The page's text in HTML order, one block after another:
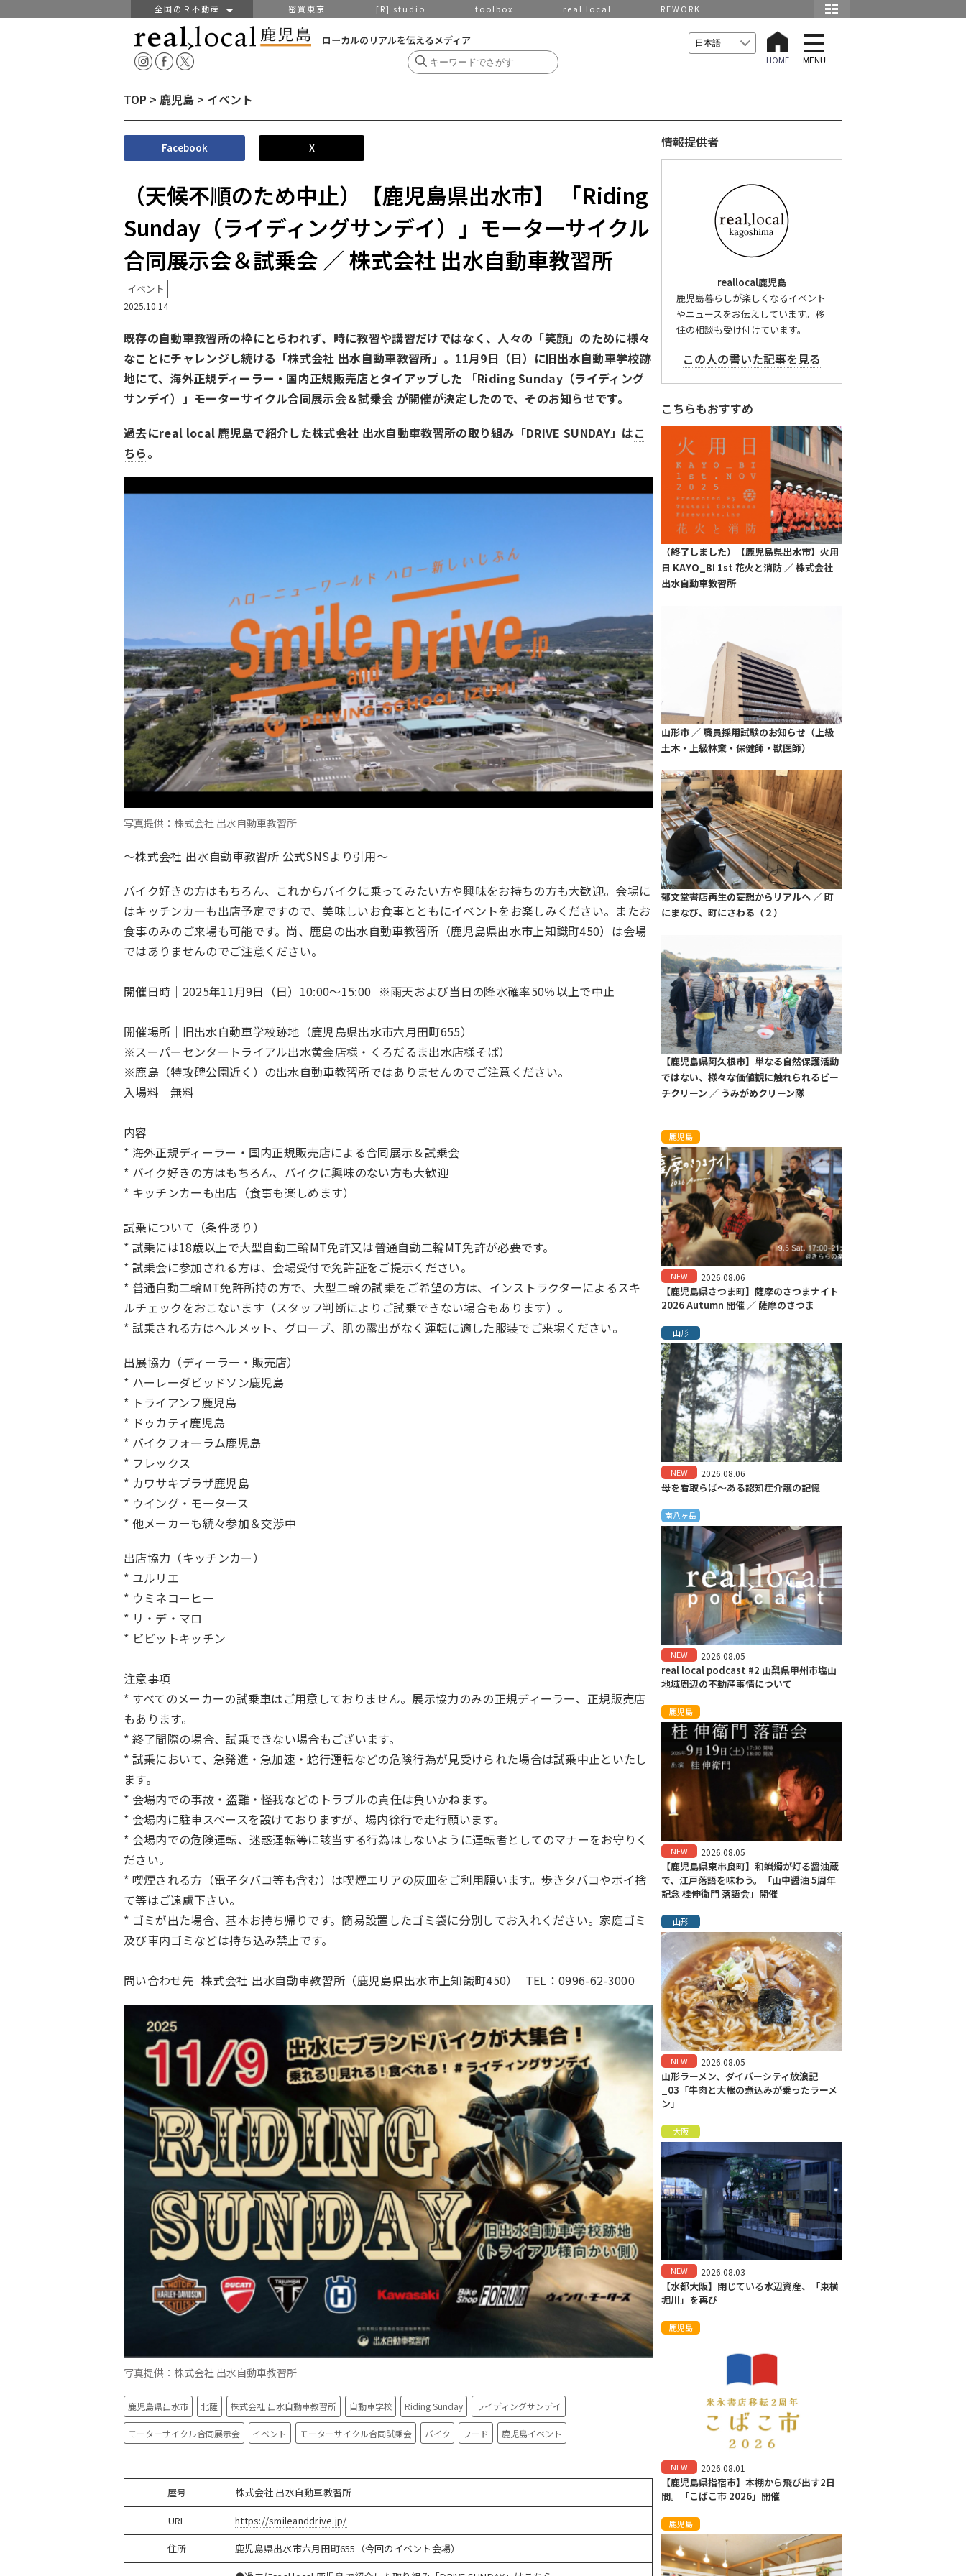
全国のＲ不動産 密買東京 [R] studio toolbox real local REWORK
ローカルのリアルを伝えるメディア
HOME
t
o
g
l
a
MENU
TOP > 鹿児島 > イベント
Facebook X
（天候不順のため中止）【鹿児島県出水市】 「Riding
Sunday（ライディングサンデイ）」モーターサイクル
合同展示会＆試乗会 ／ 株式会社 出水自動車教習所
イベント
2025.10.14
既存の自動車教習所の枠にとらわれず、時に教習や講習だけではなく、人々の「笑顔」のために様々
なことにチャレンジし続ける「株式会社 出水自動車教習所 」。11月9日（日）に旧出水自動車学校跡
地にて、海外正規ディーラー・国内正規販売店とタイアップした 「Riding Sunday（ライディング
サンデイ）」モーターサイクル合同展示会＆試乗会 が開催が決定したので、そのお知らせです。
過去にreal local 鹿児島で紹介した株式会社 出水自動車教習所の取り組み「DRIVE SUNDAY」はこ
ちら。
写真提供：株式会社 出水自動車教習所
〜株式会社 出水自動車教習所 公式SNSより引用〜
バイク好きの方はもちろん、これからバイクに乗ってみたい方や興味をお持ちの方も大歓迎。会場に
はキッチンカーも出店予定ですので、美味しいお食事とともにイベントをお楽しみください。またお
食事のみのご来場も可能です。尚、鹿島の出水自動車教習所（鹿児島県出水市上知識町450）は会場
ではありませんのでご注意ください。
開催日時｜2025年11月9日（日）10:00～15:00 ※雨天および当日の降水確率50％以上で中止
開催場所｜旧出水自動車学校跡地（鹿児島県出水市六月田町655）
※スーパーセンタートライアル出水黄金店様・くろだるま出水店様そば）
※鹿島（特攻碑公園近く）の出水自動車教習所ではありませんのでご注意ください。
入場料｜無料
内容
* 海外正規ディーラー・国内正規販売店による合同展示＆試乗会
* バイク好きの方はもちろん、バイクに興味のない方も大歓迎
* キッチンカーも出店（食事も楽しめます）
試乗について（条件あり）
* 試乗には18歳以上で大型自動二輪MT免許又は普通自動二輪MT免許が必要です。
* 試乗会に参加される方は、会場受付で免許証をご提示ください。
* 普通自動二輪MT免許所持の方で、大型二輪の試乗をご希望の方は、インストラクターによるスキ
ルチェックをおこないます（スタッフ判断によりご試乗できない場合もあります）。
* 試乗される方はヘルメット、グローブ、肌の露出がなく運転に適した服装でご来場ください。
出展協力（ディーラー・販売店）
* ハーレーダビッドソン鹿児島
* トライアンフ鹿児島
* ドゥカティ鹿児島
* バイクフォーラム鹿児島
* フレックス
* カワサキプラザ鹿児島
* ウイング・モータース
* 他メーカーも続々参加＆交渉中
出店協力（キッチンカー）
* ユルリエ
* ウミネコーヒー
* リ・デ・マロ
* ビビットキッチン
注意事項
* すべてのメーカーの試乗車はご用意しておりません。展示協力のみの正規ディーラー、正規販売店
もあります。
* 終了間際の場合、試乗できない場合もございます。
* 試乗において、急発進・急加速・蛇行運転などの危険行為が見受けられた場合は試乗中止といたし
ます。
* 会場内での事故・盗難・怪我などのトラブルの責任は負いかねます。
* 会場内に駐車スペースを設けておりますが、場内徐行で走行願います。
* 会場内での危険運転、迷惑運転等に該当する行為はしないように運転者としてのマナーをお守りく
ださい。
* 喫煙される方（電子タバコ等も含む）は喫煙エリアの灰皿をご利用願います。歩きタバコやポイ捨
て等はご遠慮下さい。
* ゴミが出た場合、基本お持ち帰りです。簡易設置したゴミ袋に分別してお入れください。家庭ゴミ
及び車内ゴミなどは持ち込み禁止です。
問い合わせ先 株式会社 出水自動車教習所（鹿児島県出水市上知識町450） TEL：0996-62-3000
写真提供：株式会社 出水自動車教習所
鹿児島県出水市 北薩 株式会社 出水自動車教習所 自動車学校 Riding Sunday ライディングサンデイ
モーターサイクル合同展示会 イベント モーターサイクル合同試乗会 バイク フード 鹿児島イベント
屋号 株式会社 出水自動車教習所
URL https://smileanddrive.jp/
住所 鹿児島県出水市六月田町655（今回のイベント会場）
情報提供者
reallocal鹿児島
鹿児島暮らしが楽しくなるイベント
やニュースをお伝えしています。移
住の相談も受け付けています。
この人の書いた記事を見る
こちらもおすすめ
（終了しました）【鹿児島県出水市】火用
日 KAYO_BI 1st 花火と消防 ／ 株式会社
出水自動車教習所
山形市 ／ 職員採用試験のお知らせ（上級
土木・上級林業・保健師・獣医師）
郁文堂書店再生の妄想からリアルへ ／ 町
にまなび、町にさわる（２）
【鹿児島県阿久根市】単なる自然保護活動
ではない、様々な価値観に触れられるビー
チクリーン ／ うみがめクリーン隊
鹿児島
NEW 2026.08.06
【鹿児島県さつま町】薩摩のさつまナイト
2026 Autumn 開催 ／ 薩摩のさつま
山形
NEW 2026.08.06
母を看取らば～ある認知症介護の記憶
南八ヶ岳
NEW 2026.08.05
real local podcast #2 山梨県甲州市塩山
地域周辺の不動産事情について
鹿児島
NEW 2026.08.05
【鹿児島県東串良町】和蝋燭が灯る醤油蔵
で、江戸落語を味わう。「山中醤油 5周年
記念 桂伸衛門 落語会」開催
山形
NEW 2026.08.05
山形ラーメン、ダイバーシティ放浪記
_03「牛肉と大根の煮込みが乗ったラーメ
ン」
大阪
NEW 2026.08.03
【水都大阪】閉じている水辺資産、「東横
堀川」を再び
鹿児島
NEW 2026.08.01
【鹿児島県指宿市】本棚から飛び出す2日
間。「こばこ市 2026」開催
鹿児島